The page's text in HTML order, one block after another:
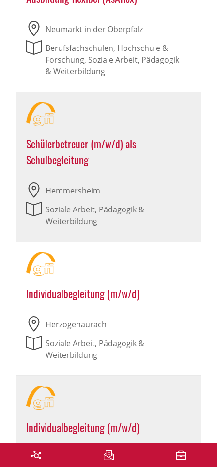
Neumarkt in der Oberpfalz
Berufsfachschulen, Hochschule &
Forschung, Soziale Arbeit, Pädagogik
& Weiterbildung
Schülerbetreuer (m/w/d) als
Schulbegleitung
Hemmersheim
Soziale Arbeit, Pädagogik &
Weiterbildung
Individualbegleitung (m/w/d)
Herzogenaurach
Soziale Arbeit, Pädagogik &
Weiterbildung
Individualbegleitung (m/w/d)